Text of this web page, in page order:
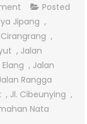
On
Jual
Bunga
Anggrek
Di
Jalan
Cicendo
Posted
Jipang ,
,
, Jalan
, Jalan
Rangga
, Jl. Cibeunying ,
Nata